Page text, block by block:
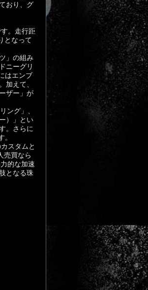
おり、グ
。走行距
となって
」の組み
ニーグリ
はエンブ
加えて、
ザー」が
ング」、
）」とい
。さらに
スタムと
売買なら
的な加速
となる珠